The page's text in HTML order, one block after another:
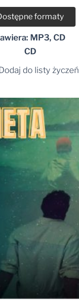
formaty
MP3, CD
CD
do listy życzeń